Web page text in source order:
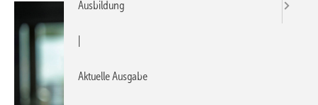
Ausbildung
Aktuelle Ausgabe